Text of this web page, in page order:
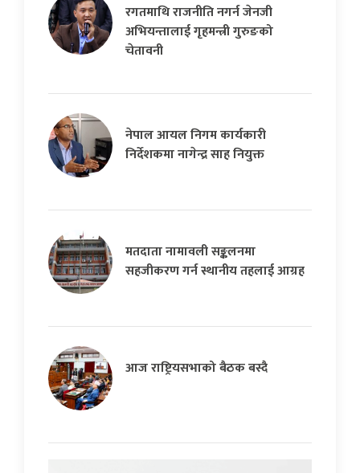
रगतमाथि राजनीति नगर्न जेनजी
अभियन्तालाई गृहमन्त्री गुरुङको
चेतावनी
नेपाल आयल निगम कार्यकारी
निर्देशकमा नागेन्द्र साह नियुक्त
मतदाता नामावली सङ्कलनमा
सहजीकरण गर्न स्थानीय तहलाई आग्रह
आज राष्ट्रियसभाको बैठक बस्दै